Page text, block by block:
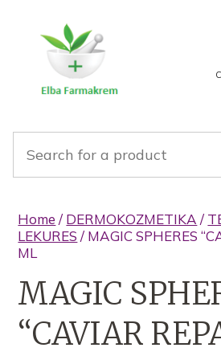
Home / DERMOKOZMETIKA /
LEKURES / MAGIC SPHERES
ML
MAGIC
“CAVIAR